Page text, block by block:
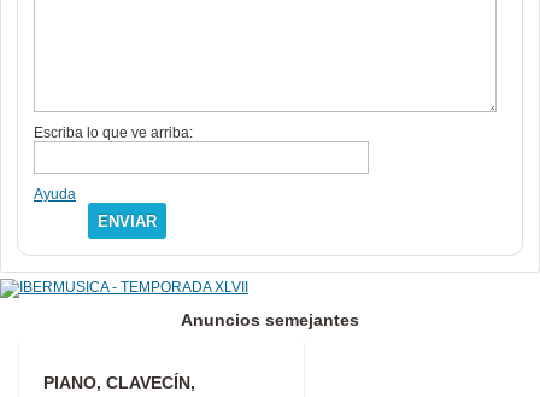
Escriba lo que ve arriba:
Ayuda
ENVIAR
Anuncios semejantes
PIANO, CLAVECÍN,